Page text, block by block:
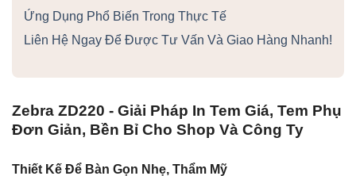
Ứng Dụng Phổ Biến Trong Thực Tế
Liên Hệ Ngay Để Được Tư Vấn Và Giao Hàng Nhanh!
Zebra ZD220 - Giải Pháp In Tem Giá, Tem Phụ
Đơn Giản, Bền Bỉ Cho Shop Và Công Ty
Thiết Kế Để Bàn Gọn Nhẹ, Thẩm Mỹ